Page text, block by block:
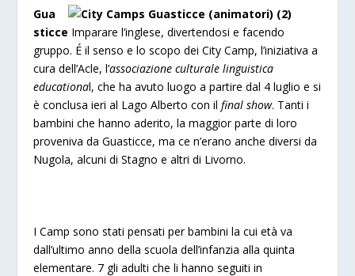
Gua
sticce Imparare l’inglese, divertendosi e facendo
gruppo. É il senso e lo scopo dei City Camp, l’iniziativa a
cura dell’Acle, l’associazione culturale linguistica
educational, che ha avuto luogo a partire dal 4 luglio e si
è conclusa ieri al Lago Alberto con ilfinal show. Tanti i
bambini che hanno aderito, la maggior parte di loro
proveniva da Guasticce, ma ce n’erano anche diversi da
Nugola, alcuni di Stagno e altri di Livorno.
I Camp sono stati pensati per bambini la cui età va
dall’ultimo anno della scuola dell’infanzia alla quinta
elementare. 7 gli adulti che li hanno seguiti in